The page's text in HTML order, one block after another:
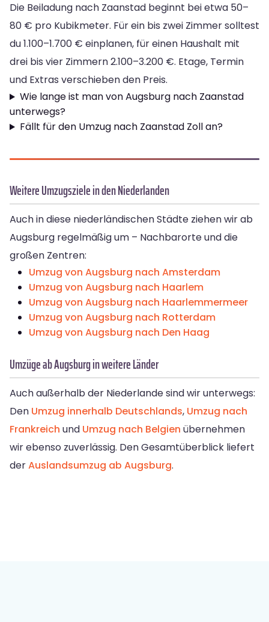
Die Beiladung nach Zaanstad beginnt bei etwa 50–
80 € pro Kubikmeter. Für ein bis zwei Zimmer solltest
du 1.100–1.700 € einplanen, für einen Haushalt mit
drei bis vier Zimmern 2.100–3.200 €. Etage, Termin
und Extras verschieben den Preis.
Wie lange ist man von Augsburg nach Zaanstad
unterwegs?
Fällt für den Umzug nach Zaanstad Zoll an?
Weitere Umzugsziele in den Niederlanden
Auch in diese niederländischen Städte ziehen wir ab
Augsburg regelmäßig um – Nachbarorte und die
großen Zentren:
Umzug von Augsburg nach Amsterdam
Umzug von Augsburg nach Haarlem
Umzug von Augsburg nach Haarlemmermeer
Umzug von Augsburg nach Rotterdam
Umzug von Augsburg nach Den Haag
Umzüge ab Augsburg in weitere Länder
Auch außerhalb der Niederlande sind wir unterwegs:
Den Umzug innerhalb Deutschlands, Umzug nach
Frankreich und Umzug nach Belgien übernehmen
wir ebenso zuverlässig. Den Gesamtüberblick liefert
derAuslandsumzug ab Augsburg.